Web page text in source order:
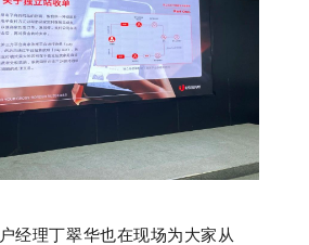
经理丁翠华也在现场为大家从